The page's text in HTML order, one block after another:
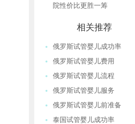
院性价比更胜一筹
相关推荐
俄罗斯试管婴儿成功率
俄罗斯试管婴儿费用
俄罗斯试管婴儿流程
俄罗斯试管婴儿服务
俄罗斯试管婴儿前准备
泰国试管婴儿成功率